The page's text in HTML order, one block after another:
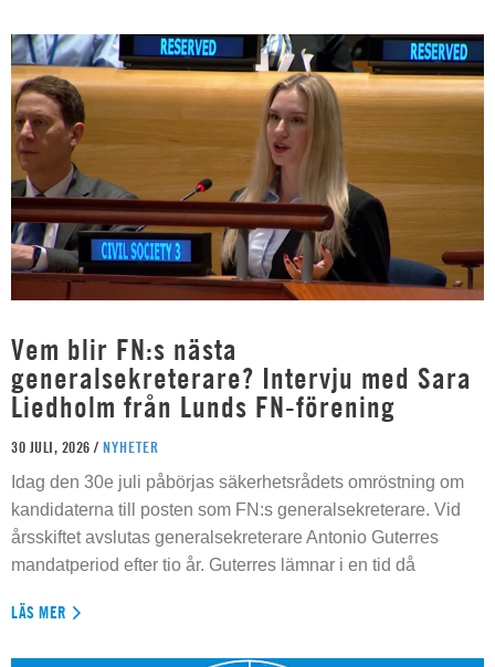
Vem blir FN:s nästa
generalsekreterare? Intervju med Sara
Liedholm från Lunds FN-förening
30 JULI, 2026 / NYHETER
Idag den 30e juli påbörjas säkerhetsrådets omröstning om
kandidaterna till posten som FN:s generalsekreterare. Vid
årsskiftet avslutas generalsekreterare Antonio Guterres
mandatperiod efter tio år. Guterres lämnar i en tid då
LÄS MER